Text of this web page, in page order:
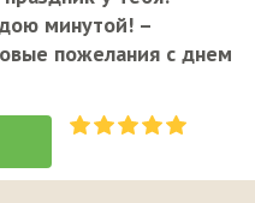
минутой! –
пожелания с днем